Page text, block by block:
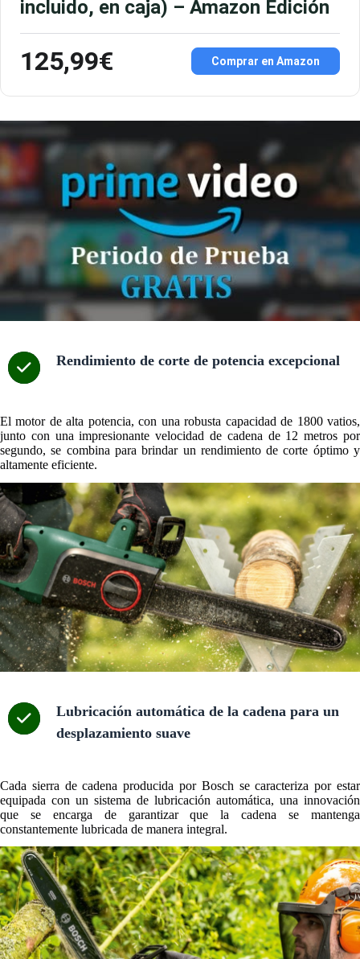
incluido, en caja) – Amazon Edición
125,99€ Comprar en Amazon
Rendimiento de corte de potencia excepcional
El motor de alta potencia, con una robusta capacidad de 1800 vatios,
junto con una impresionante velocidad de cadena de 12 metros por
segundo, se combina para brindar un rendimiento de corte óptimo y
altamente eficiente.
Lubricación automática de la cadena para un
desplazamiento suave
Cada sierra de cadena producida por Bosch se caracteriza por estar
equipada con un sistema de lubricación automática, una innovación
que se encarga de garantizar que la cadena se mantenga
constantemente lubricada de manera integral.